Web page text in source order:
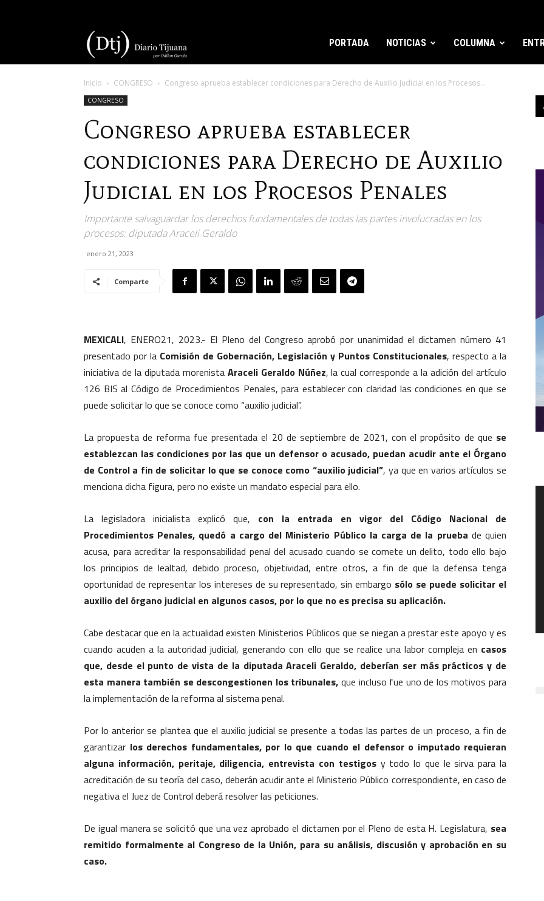
Tijuana
PORTADA NOTICIAS COLUMNA
Inicio CONGRESO Congreso aprueba establecer condiciones para Derecho de Auxilio Judicial en los Procesos...
CONGRESO
Congreso aprueba establecer
condiciones para Derecho de Auxilio
Judicial en los Procesos Penales
Importante salvaguardar los derechos fundamentales de todas las partes involucradas en los
procesos: diputada Araceli Geraldo
enero 21, 2023
Comparte
MEXICALI, ENERO21, 2023.- El Pleno del Congreso aprobó por unanimidad el dictamen número 41
presentado por la Comisión de Gobernación, Legislación y Puntos Constitucionales, respecto a la
iniciativa de la diputada morenistaAraceli Geraldo Núñez, la cual corresponde a la adición del artículo
126 BIS al Código de Procedimientos Penales, para establecer con claridad las condiciones en que se
puede solicitar lo que se conoce como “auxilio judicial”.
La propuesta de reforma fue presentada el 20 de septiembre de 2021, con el propósito de que se
establezcan las condiciones por las que un defensor o acusado, puedan acudir ante el Órgano
de Control a fin de solicitar lo que se conoce como “auxilio judicial”, ya que en varios artículos se
menciona dicha figura, pero no existe un mandato especial para ello.
La legisladora inicialista explicó que, con la entrada en vigor del Código Nacional de
Procedimientos Penales, quedó a cargo del Ministerio Público la carga de la prueba de quien
acusa, para acreditar la responsabilidad penal del acusado cuando se comete un delito, todo ello bajo
los principios de lealtad, debido proceso, objetividad, entre otros, a fin de que la defensa tenga
oportunidad de representar los intereses de su representado, sin embargo sólo se puede solicitar el
auxilio del órgano judicial en algunos casos, por lo que no es precisa su aplicación.
Cabe destacar que en la actualidad existen Ministerios Públicos que se niegan a prestar este apoyo y es
cuando acuden a la autoridad judicial, generando con ello que se realice una labor compleja en casos
que, desde el punto de vista de la diputada Araceli Geraldo, deberían ser más prácticos y de
esta manera también se descongestionen los tribunales, que incluso fue uno de los motivos para
la implementación de la reforma al sistema penal.
Por lo anterior se plantea que el auxilio judicial se presente a todas las partes de un proceso, a fin de
garantizar los derechos fundamentales, por lo que cuando el defensor o imputado requieran
alguna información, peritaje, diligencia, entrevista con testigosy todo lo que le sirva para la
acreditación de su teoría del caso, deberán acudir ante el Ministerio Público correspondiente, en caso de
negativa el Juez de Control deberá resolver las peticiones.
De igual manera se solicitó que una vez aprobado el dictamen por el Pleno de esta H. Legislatura, sea
remitido formalmente al Congreso de la Unión, para su análisis, discusión y aprobación en su
caso.